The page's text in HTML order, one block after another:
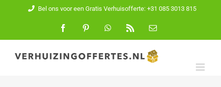
inhoud
Bel ons voor een Gratis Verhuisofferte: +31 085 3013 815
FacebookPinterest WhatsApp
E-